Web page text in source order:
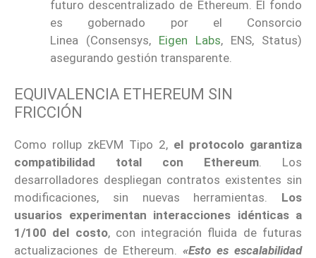
futuro descentralizado de Ethereum. El fondo
es gobernado por el Consorcio
Linea (Consensys, Eigen Labs, ENS, Status)
asegurando gestión transparente.
EQUIVALENCIA ETHEREUM SIN
FRICCIÓN
Como rollup zkEVM Tipo 2, el protocolo garantiza
compatibilidad total con Ethereum . Los
desarrolladores despliegan contratos existentes sin
modificaciones, sin nuevas herramientas. Los
usuarios experimentan interacciones idénticas a
1/100 del costo, con integración fluida de futuras
actualizaciones de Ethereum. «Esto es escalabilidad